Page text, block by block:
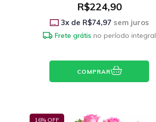
R$224,90
3x de R$74,97 sem juros
Frete grátis no período integral
COMPRAR
16% OFF